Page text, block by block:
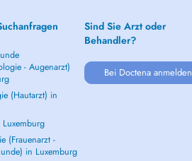
- Augenarzt)
(Hautarzt) in
(Frauenarzt -
in Luxemburg
Sind Sie Arzt oder
Behandler?
Bei Doctena anmelden